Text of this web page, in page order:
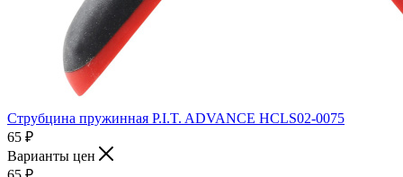
Струбцина пружинная P.I.T. ADVANCE HCLS02-0075
65 ₽
Варианты цен